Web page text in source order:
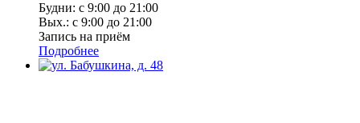
Будни: с 9:00 до 21:00
Вых.: с 9:00 до 21:00
Запись на приём
Подробнее